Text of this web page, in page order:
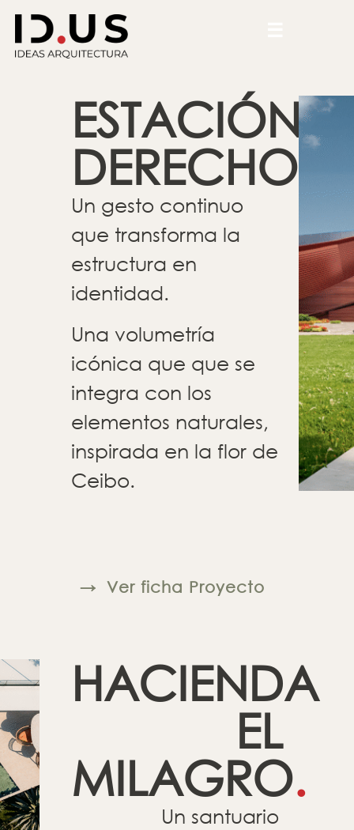
ESTACIÓN
DERECHO.
Un gesto continuo
que transforma la
estructura en
identidad.
Una volumetría
icónica que que se
integra con los
elementos naturales,
inspirada en la flor de
Ceibo.
→ Ver ficha Proyecto
HACIENDA
EL
MILAGRO.
Un santuario